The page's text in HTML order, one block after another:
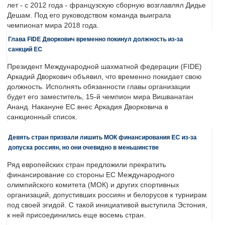
лет - с 2012 года - французскую сборную возглавлял Дидье
Дешам. Под его руководством команда выиграла
чемпионат мира 2018 года.
Глава FIDE Дворкович временно покинул должность из-за
санкций ЕС
Президент Международной шахматной федерации (FIDE)
Аркадий Дворкович объявил, что временно покидает свою
должность. Исполнять обязанности главы организации
будет его заместитель, 15-й чемпион мира Вишванатан
Ананд. Накануне ЕС внес Аркадия Дворковича в
санкционный список.
Девять стран призвали лишить МОК финансирования ЕС из-за
допуска россиян, но они очевидно в меньшинстве
Ряд европейских стран предложили прекратить
финансирование со стороны ЕС Международного
олимпийского комитета (МОК) и других спортивных
организаций, допустивших россиян и белорусов к турнирам
под своей эгидой. С такой инициативой выступила Эстония,
к ней присоединились еще восемь стран.